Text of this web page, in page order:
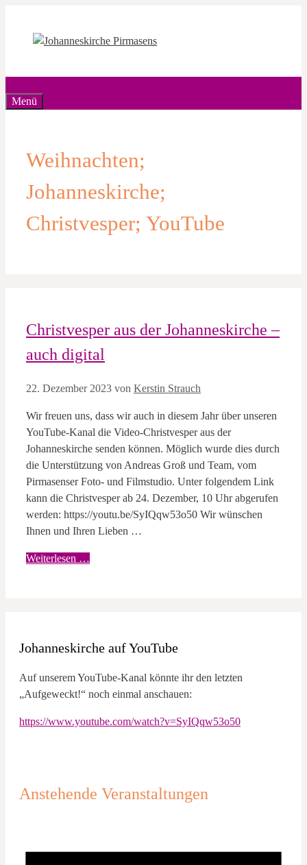
springen
Menü
Weihnachten;
Johanneskirche;
Christvesper; YouTube
Christvesper aus der Johanneskirche –
auch digital
22. Dezember 2023 von Kerstin Strauch
Wir freuen uns, dass wir auch in diesem Jahr über unseren
YouTube-Kanal die Video-Christvesper aus der
Johanneskirche senden können. Möglich wurde dies durch
die Unterstützung von Andreas Groß und Team, vom
Pirmasenser Foto- und Filmstudio. Unter folgendem Link
kann die Christvesper ab 24. Dezember, 10 Uhr abgerufen
werden: https://youtu.be/SyIQqw53o50 Wir wünschen
Ihnen und Ihren Lieben …
Weiterlesen …
Johanneskirche auf YouTube
Auf unserem YouTube-Kanal könnte ihr den letzten
„Aufgeweckt!“ noch einmal anschauen:
https://www.youtube.com/watch?v=SyIQqw53o50
Anstehende Veranstaltungen